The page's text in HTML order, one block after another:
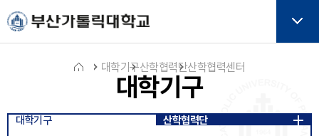
주메뉴로 가기
본문으로 가기
하단으로 가기
대학기구
대학기구산학협력단산학협력센터
대학기구 산학협력단